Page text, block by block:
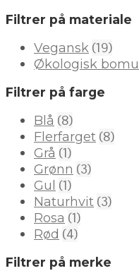
Filtrer på materiale
Vegansk (19)
Økologisk bomull
Filtrer på farge
Blå (8)
Flerfarget (8)
Grå (1)
Grønn (3)
Gul (1)
Naturhvit (3)
Rosa (1)
Rød (4)
Filtrer på merke